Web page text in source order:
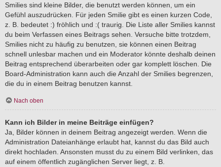
Smilies sind kleine Bilder, die benutzt werden können, um ein
Gefühl auszudrücken. Für jeden Smilie gibt es einen kurzen Code,
z. B. bedeutet :) fröhlich und :( traurig. Die Liste aller Smilies kannst
du beim Verfassen eines Beitrags sehen. Versuche bitte trotzdem,
Smilies nicht zu häufig zu benutzen, sie können einen Beitrag
schnell unlesbar machen und ein Moderator könnte deshalb deinen
Beitrag entsprechend überarbeiten oder gar komplett löschen. Die
Board-Administration kann auch die Anzahl der Smilies begrenzen,
die du in einem Beitrag benutzen kannst.
Nach oben
Kann ich Bilder in meine Beiträge einfügen?
Ja, Bilder können in deinem Beitrag angezeigt werden. Wenn die
Administration Dateianhänge erlaubt hat, kannst du das Bild auch
direkt hochladen. Ansonsten musst du zu einem Bild verlinken, das
auf einem öffentlich zugänglichen Server liegt, z. B.